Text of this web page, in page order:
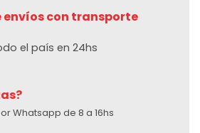
envíos con transporte
el país en 24hs
Whatsapp de 8 a 16hs